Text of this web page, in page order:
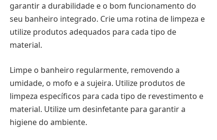
garantir a durabilidade e o bom funcionamento do
seu banheiro integrado. Crie uma rotina de limpeza e
utilize produtos adequados para cada tipo de
material.
Limpe o banheiro regularmente, removendo a
umidade, o mofo e a sujeira. Utilize produtos de
limpeza específicos para cada tipo de revestimento e
material. Utilize um desinfetante para garantir a
higiene do ambiente.